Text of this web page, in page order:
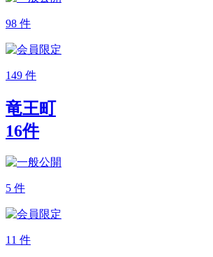
98 件
149 件
竜王町
16件
5 件
11 件